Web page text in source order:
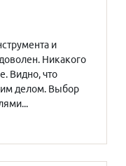
и
Никакого
Видно, что
делом. Выбор